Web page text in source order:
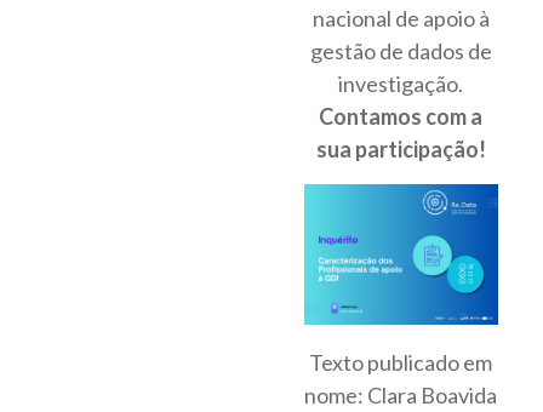
nacional de apoio à
gestão de dados de
investigação.
Contamos com a
sua participação!
Texto publicado em
nome: Clara Boavida